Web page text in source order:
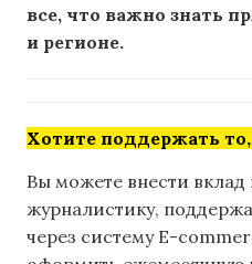
все, что важно знать
и регионе.
Хотите поддержать
Вы можете внести вклад
журналистику,
через систему E-